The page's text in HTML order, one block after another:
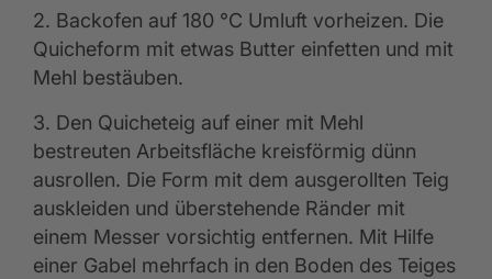
2. Backofen auf 180 °C Umluft vorheizen. Die
Quicheform mit etwas Butter einfetten und mit
Mehl bestäuben.
3. Den Quicheteig auf einer mit Mehl
bestreuten Arbeitsfläche kreisförmig dünn
ausrollen. Die Form mit dem ausgerollten Teig
auskleiden und überstehende Ränder mit
einem Messer vorsichtig entfernen. Mit Hilfe
einer Gabel mehrfach in den Boden des Teiges